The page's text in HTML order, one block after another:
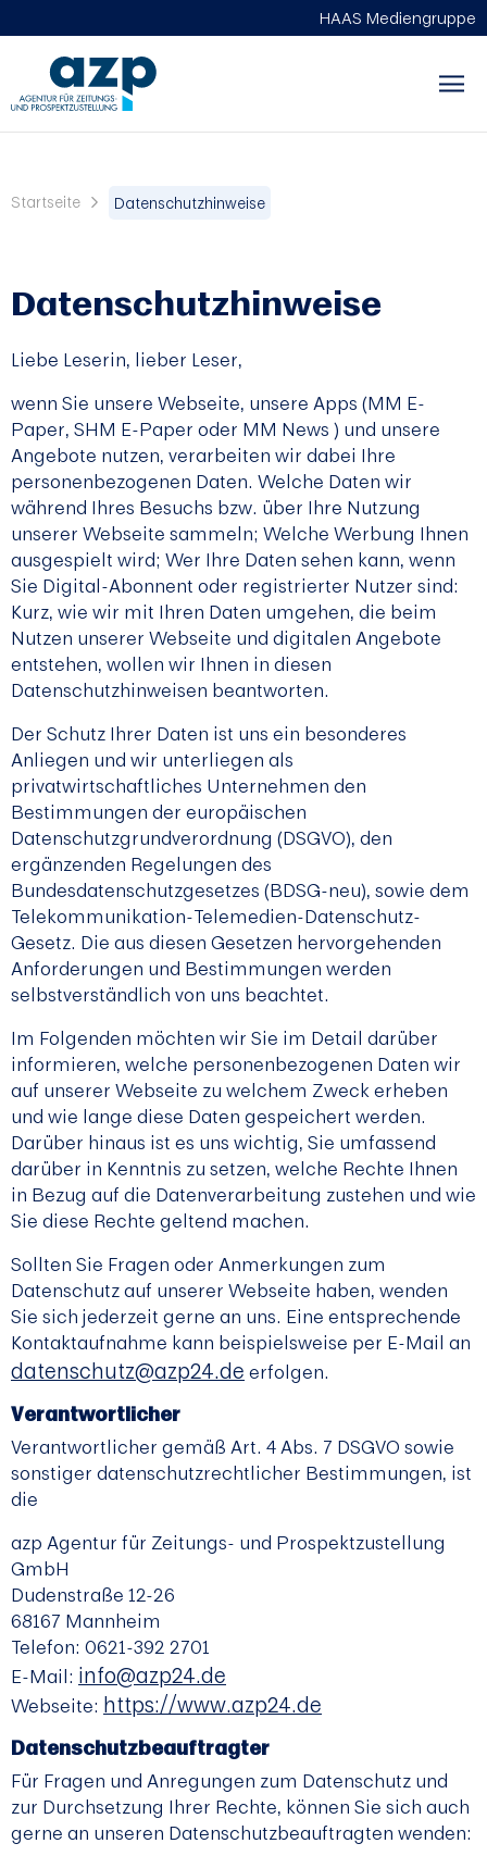
HAAS Mediengruppe
Startseite Datenschutzhinweise
Datenschutzhinweise
Liebe Leserin, lieber Leser,
wenn Sie unsere Webseite, unsere Apps (MM E-
Paper, SHM E-Paper oder MM News ) und unsere
Angebote nutzen, verarbeiten wir dabei Ihre
personenbezogenen Daten. Welche Daten wir
während Ihres Besuchs bzw. über Ihre Nutzung
unserer Webseite sammeln; Welche Werbung Ihnen
ausgespielt wird; Wer Ihre Daten sehen kann, wenn
Sie Digital-Abonnent oder registrierter Nutzer sind:
Kurz, wie wir mit Ihren Daten umgehen, die beim
Nutzen unserer Webseite und digitalen Angebote
entstehen, wollen wir Ihnen in diesen
Datenschutzhinweisen beantworten.
Der Schutz Ihrer Daten ist uns ein besonderes
Anliegen und wir unterliegen als
privatwirtschaftliches Unternehmen den
Bestimmungen der europäischen
Datenschutzgrundverordnung (DSGVO), den
ergänzenden Regelungen des
Bundesdatenschutzgesetzes (BDSG-neu), sowie dem
Telekommunikation-Telemedien-Datenschutz-
Gesetz. Die aus diesen Gesetzen hervorgehenden
Anforderungen und Bestimmungen werden
selbstverständlich von uns beachtet.
Im Folgenden möchten wir Sie im Detail darüber
informieren, welche personenbezogenen Daten wir
auf unserer Webseite zu welchem Zweck erheben
und wie lange diese Daten gespeichert werden.
Darüber hinaus ist es uns wichtig, Sie umfassend
darüber in Kenntnis zu setzen, welche Rechte Ihnen
in Bezug auf die Datenverarbeitung zustehen und wie
Sie diese Rechte geltend machen.
Sollten Sie Fragen oder Anmerkungen zum
Datenschutz auf unserer Webseite haben, wenden
Sie sich jederzeit gerne an uns. Eine entsprechende
Kontaktaufnahme kann beispielsweise per E-Mail an
datenschutz@azp24.de erfolgen.
Verantwortlicher
Verantwortlicher gemäß Art. 4 Abs. 7 DSGVO sowie
sonstiger datenschutzrechtlicher Bestimmungen, ist
die
azp Agentur für Zeitungs- und Prospektzustellung
GmbH
Dudenstraße 12-26
68167 Mannheim
Telefon: 0621-392 2701
E-Mail: info@azp24.de
Webseite: https://www.azp24.de
Datenschutzbeauftragter
Für Fragen und Anregungen zum Datenschutz und
zur Durchsetzung Ihrer Rechte, können Sie sich auch
gerne an unseren Datenschutzbeauftragten wenden: